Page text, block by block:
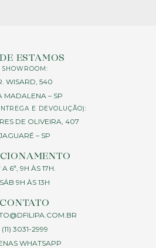
ESTAMOS
SHOWROOM:
WISARD, 540
MADALENA – SP
E DEVOLUÇÃO):
DE OLIVEIRA, 407
– SP
A 6ª, 9H ÀS 17H.
SÁB 9H ÀS 13H
CONTATO
(11) 3031-2999
WHATSAPP